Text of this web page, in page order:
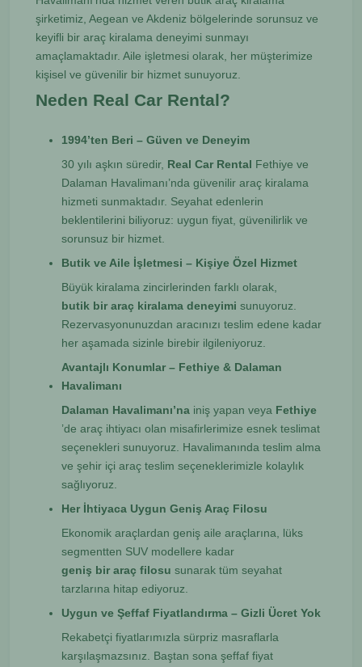
şirketimiz, Aegean ve Akdeniz bölgelerinde sorunsuz ve
keyifli bir araç kiralama deneyimi sunmayı
amaçlamaktadır. Aile işletmesi olarak, her müşterimize
kişisel ve güvenilir bir hizmet sunuyoruz.
Neden Real Car Rental?
1994’ten Beri – Güven ve Deneyim
30 yılı aşkın süredir, Real Car Rental Fethiye ve
Dalaman Havalimanı’nda güvenilir araç kiralama
hizmeti sunmaktadır. Seyahat edenlerin
beklentilerini biliyoruz: uygun fiyat, güvenilirlik ve
sorunsuz bir hizmet.
Butik ve Aile İşletmesi – Kişiye Özel Hizmet
Büyük kiralama zincirlerinden farklı olarak,
butik bir araç kiralama deneyimi sunuyoruz.
Rezervasyonunuzdan aracınızı teslim edene kadar
her aşamada sizinle birebir ilgileniyoruz.
Avantajlı Konumlar – Fethiye & Dalaman
Havalimanı
Dalaman Havalimanı’na iniş yapan veya Fethiye
’de araç ihtiyacı olan misafirlerimize esnek teslimat
seçenekleri sunuyoruz. Havalimanında teslim alma
ve şehir içi araç teslim seçeneklerimizle kolaylık
sağlıyoruz.
Her İhtiyaca Uygun Geniş Araç Filosu
Ekonomik araçlardan geniş aile araçlarına, lüks
segmentten SUV modellere kadar
geniş bir araç filosu sunarak tüm seyahat
tarzlarına hitap ediyoruz.
Uygun ve Şeffaf Fiyatlandırma – Gizli Ücret Yok
Rekabetçi fiyatlarımızla sürpriz masraflarla
karşılaşmazsınız. Baştan sona şeffaf fiyat